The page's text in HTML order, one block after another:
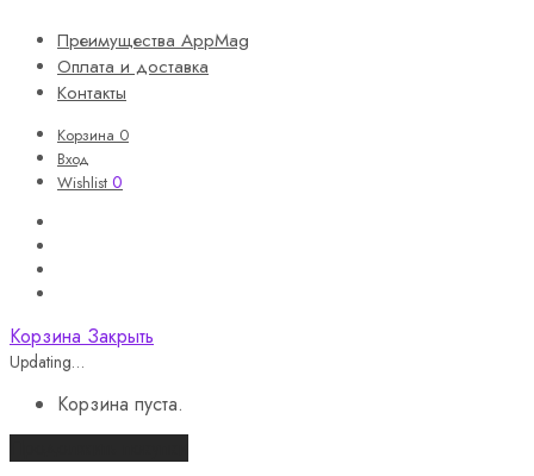
Преимущества AppMag
Оплата и доставка
Контакты
Корзина 0
Вход
Wishlist 0
Корзина Закрыть
Updating…
Корзина пуста.